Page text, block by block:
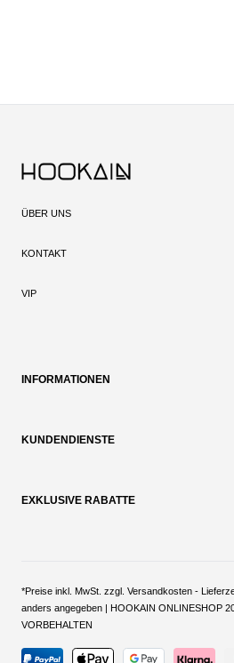
ÜBER UNS
KONTAKT
VIP
INFORMATIONEN
KUNDENDIENSTE
EXKLUSIVE RABATTE
*Preise inkl. MwSt. zzgl. Versandkosten -
anders angegeben | HOOKAIN ONLINESHOP
VORBEHALTEN